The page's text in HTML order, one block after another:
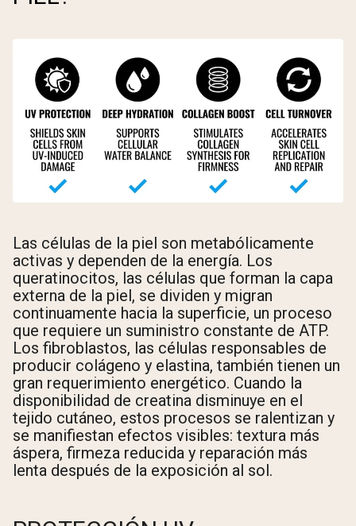
Las células de la piel son metabólicamente
activas y dependen de la energía. Los
queratinocitos, las células que forman la capa
externa de la piel, se dividen y migran
continuamente hacia la superficie, un proceso
que requiere un suministro constante de ATP.
Los fibroblastos, las células responsables de
producir colágeno y elastina, también tienen un
gran requerimiento energético. Cuando la
disponibilidad de creatina disminuye en el
tejido cutáneo, estos procesos se ralentizan y
se manifiestan efectos visibles: textura más
áspera, firmeza reducida y reparación más
lenta después de la exposición al sol.
Comprar Ahora